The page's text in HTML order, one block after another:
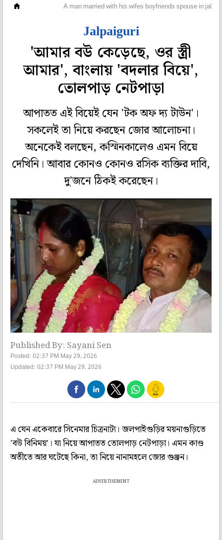
A man married with his wifes boyfriends spouse in
Jalpaiguri
'আমার বউ কেড়েছে, ওর স্ত্রী
আমার', বাংলায় 'বদলার বিয়ে',
তোলপাড় নেটপাড়া
আপাতত এই বিয়েই যেন 'টক অফ দ্য টাউন'।
সকলেই তা নিয়ে করছেন জোর আলোচনা।
অনেকেই বলছেন, কস্মিনকালেও এমন বিয়ে
দেখিনি। আবার কোনও কোনও রসিক ব্যক্তির দাবি,
দু'জনে ঠিকই করেছেন।
Published By: Sayani Sen
Posted: 02:37 PM May 29, 2026
Updated: 02:37 PM May 29, 2026
এ যেন একেবারে সিনেমার চিত্রনাট্য। জলপাইগুড়ির ময়নাগুড়িতে
'বউ বিনিময়'। যা নিয়ে আপাতত তোলপাড় নেটপাড়া। এমন কাণ্ড
অতীতে আর ঘটেছে কিনা, তা নিয়ে নানামহলে জোর গুঞ্জন।
ADVERTISEMENT